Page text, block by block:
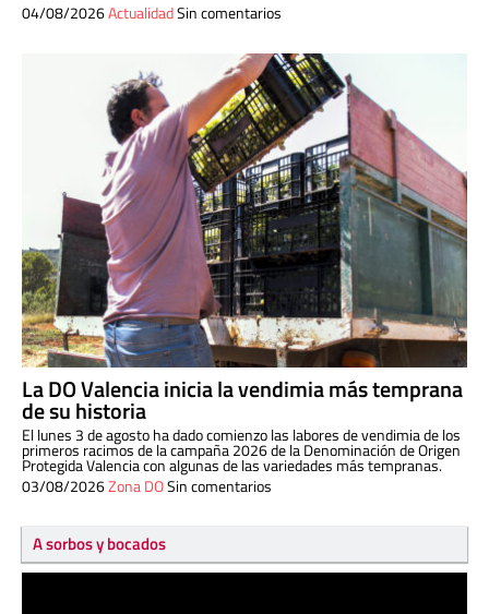
04/08/2026ActualidadSin comentarios
La DO Valencia inicia la vendimia más temprana
de su historia
El lunes 3 de agosto ha dado comienzo las labores de vendimia de los
primeros racimos de la campaña 2026 de la Denominación de Origen
Protegida Valencia con algunas de las variedades más tempranas.
03/08/2026Zona DOSin comentarios
A sorbos y bocados